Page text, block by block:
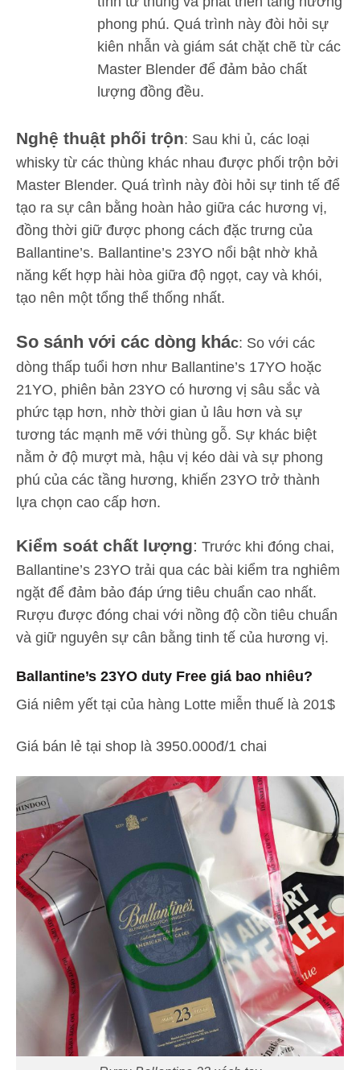
phong phú. Quá trình này đòi hỏi sự
kiên nhẫn và giám sát chặt chẽ từ các
Master Blender để đảm bảo chất
lượng đồng đều.
Nghệ thuật phối trộn: Sau khi ủ, các loại
whisky từ các thùng khác nhau được phối trộn bởi
Master Blender. Quá trình này đòi hỏi sự tinh tế để
tạo ra sự cân bằng hoàn hảo giữa các hương vị,
đồng thời giữ được phong cách đặc trưng của
Ballantine’s. Ballantine’s 23YO nổi bật nhờ khả
năng kết hợp hài hòa giữa độ ngọt, cay và khói,
tạo nên một tổng thể thống nhất.
So sánh với các dòng khác: So với các
dòng thấp tuổi hơn như Ballantine’s 17YO hoặc
21YO, phiên bản 23YO có hương vị sâu sắc và
phức tạp hơn, nhờ thời gian ủ lâu hơn và sự
tương tác mạnh mẽ với thùng gỗ. Sự khác biệt
nằm ở độ mượt mà, hậu vị kéo dài và sự phong
phú của các tầng hương, khiến 23YO trở thành
lựa chọn cao cấp hơn.
Kiểm soát chất lượng: Trước khi đóng chai,
Ballantine’s 23YO trải qua các bài kiểm tra nghiêm
ngặt để đảm bảo đáp ứng tiêu chuẩn cao nhất.
Rượu được đóng chai với nồng độ cồn tiêu chuẩn
và giữ nguyên sự cân bằng tinh tế của hương vị.
Ballantine’s 23YO duty Free giá bao nhiêu?
Giá niêm yết tại của hàng Lotte miễn thuế là 201$
Giá bán lẻ tại shop là 3950.000đ/1 chai